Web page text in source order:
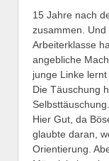
15 Jahre nach
zusammen.
Arbeiterklasse
angebliche
junge Linke
Die Täuschung
Hier Gut, da
glaubte daran,
Orientierung.